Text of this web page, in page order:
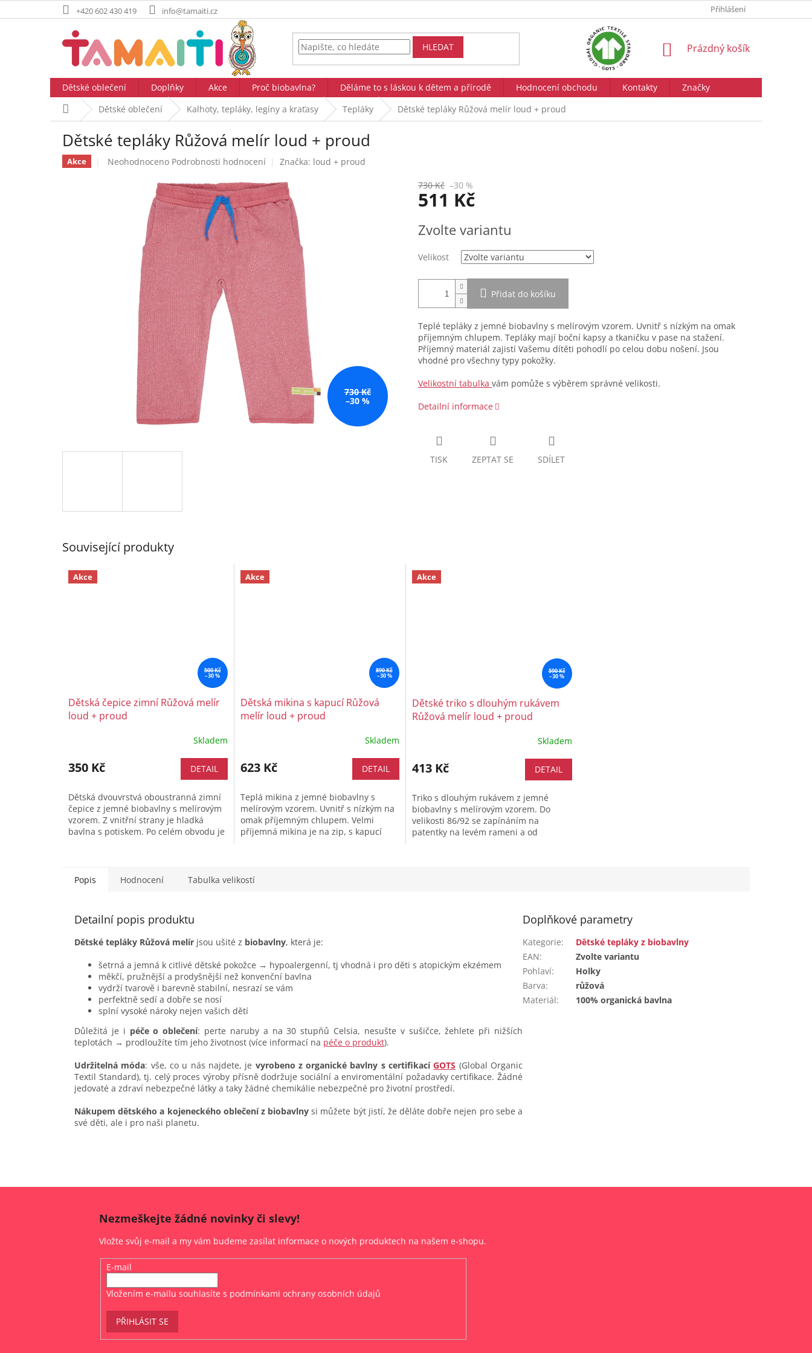
na
+420 602 430 419 info@tamaiti.cz Přihlášení
HLEDAT
NÁKUPNÍ
Prázdný košík
Dětské oblečení Doplňky Akce Proč biobavlna? Děláme to s láskou k dětem a přírodě Hodnocení obchodu Kontakty
Značky
Domů Dětské oblečení Kalhoty, tepláky, legíny a kraťasy Tepláky Dětské tepláky Růžová melír loud + proud
Dětské tepláky Růžová melír loud + proud
Akce
Průměrné
hvězdiček.
Neohodnoceno Podrobnosti hodnocení Značka: loud + proud
730 Kč
–30 %
730 Kč –30 %
511 Kč
cena:
Zvolte variantu
Velikost
Přidat do košíku
Teplé tepláky z jemné biobavlny s melírovým vzorem. Uvnitř s nízkým na omak
příjemným chlupem. Tepláky mají boční kapsy a tkaničku v pase na stažení.
Příjemný materiál zajistí Vašemu dítěti pohodlí po celou dobu nošení. Jsou
vhodné pro všechny typy pokožky.
Velikostní tabulka vám pomůže s výběrem správné velikosti.
Detailní informace
TISK ZEPTAT SE SDÍLET
Související produkty
Akce
500 Kč
–30 %
Dětská čepice zimní Růžová melír
loud + proud
Skladem
350 Kč DETAIL
Dětská dvouvrstvá oboustranná zimní
čepice z jemné biobavlny s melírovým
vzorem. Z vnitřní strany je hladká
bavlna s potiskem. Po celém obvodu je
Akce
890 Kč
–30 %
Dětská mikina s kapucí Růžová
melír loud + proud
Skladem
623 Kč DETAIL
Teplá mikina z jemné biobavlny s
melírovým vzorem. Uvnitř s nízkým na
omak příjemným chlupem. Velmi
příjemná mikina je na zip, s kapucí
Akce
590 Kč
–30 %
Dětské triko s dlouhým rukávem
Růžová melír loud + proud
Skladem
413 Kč DETAIL
Triko s dlouhým rukávem z jemné
biobavlny s melírovým vzorem. Do
velikosti 86/92 se zapínáním na
patentky na levém rameni a od
Popis Hodnocení Tabulka velikostí
Detailní popis produktu
Dětské tepláky Růžová melír jsou ušité z biobavlny, která je:
šetrná a jemná k citlivé dětské pokožce → hypoalergenní, tj vhodná i pro děti s atopickým ekzémem
měkčí, pružnější a prodyšnější než konvenční bavlna
vydrží tvarově i barevně stabilní, nesrazí se vám
perfektně sedí a dobře se nosí
splní vysoké nároky nejen vašich dětí
Důležitá je i péče o oblečení: perte naruby a na 30 stupňů Celsia, nesušte v sušičce, žehlete při nižších
teplotách → prodloužíte tím jeho životnost (více informací na péče o produkt).
Udržitelná móda: vše, co u nás najdete, je vyrobeno z organické bavlny s certifikacíGOTS (Global Organic
Textil Standard), tj. celý proces výroby přísně dodržuje sociální a enviromentální požadavky certifikace. Žádné
jedovaté a zdraví nebezpečné látky a taky žádné chemikálie nebezpečné pro životní prostředí.
Nákupem dětského a kojeneckého oblečení z biobavlny si můžete být jistí, že děláte dobře nejen pro sebe a
své děti, ale i pro naši planetu.
Doplňkové parametry
Kategorie:
Dětské tepláky z biobavlny
EAN:
Zvolte variantu
Pohlaví:
Holky
Barva:
růžová
Materiál: 100% organická bavlna
Nezmeškejte žádné novinky či slevy!
Vložte svůj e-mail a my vám budeme zasílat informace o nových produktech na našem e-shopu.
E-mail
Vložením e-mailu souhlasíte s podmínkami ochrany osobních údajů
PŘIHLÁSIT SE